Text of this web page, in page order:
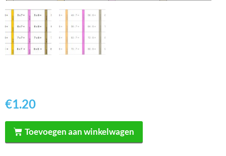
€1.20
Toevoegen aan winkelwagen